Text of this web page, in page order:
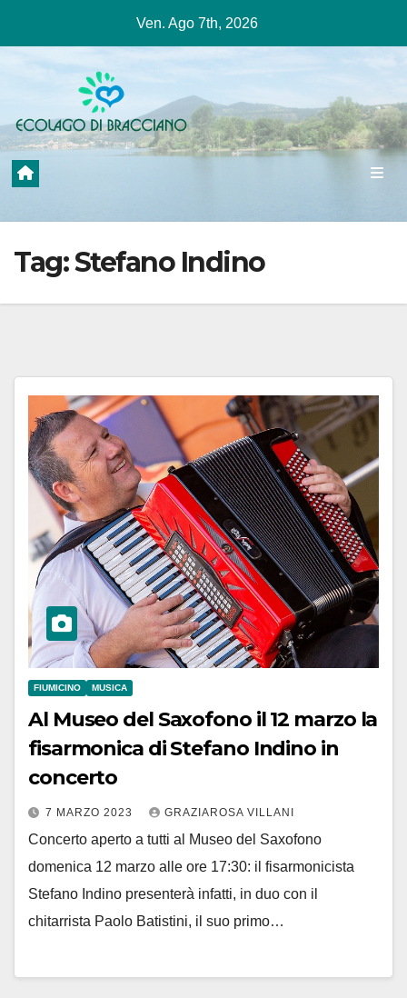
contenuto
Ven. Ago 7th, 2026
Tag:Stefano Indino
FIUMICINO MUSICA
Al Museo del Saxofono il 12 marzo la
fisarmonica di Stefano Indino in
concerto
7 MARZO 2023 GRAZIAROSA VILLANI
Concerto aperto a tutti al Museo del Saxofono
domenica 12 marzo alle ore 17:30: il fisarmonicista
Stefano Indino presenterà infatti, in duo con il
chitarrista Paolo Batistini, il suo primo…